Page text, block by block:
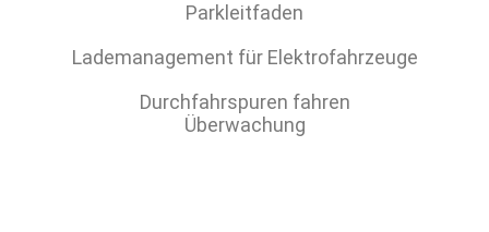
Parkleitfaden
Lademanagement für Elektrofahrzeuge
Durchfahrspuren fahren
Überwachung